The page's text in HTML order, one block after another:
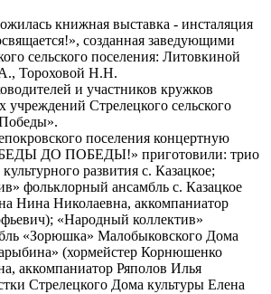
книжная выставка - инсталяция
созданная заведующими
сельского поселения: Литовкиной
Тороховой Н.Н.
и участников кружков
учреждений Стрелецкого сельского
поселения концертную
ДО ПОБЕДЫ!» приготовили: трио
развития с. Казацкое;
фольклорный ансамбль с. Казацкое
Нина Николаевна, аккомпаниатор
«Народный коллектив»
«Зорюшка» Малобыковского Дома
(хормейстер Корнюшенко
аккомпаниатор Ряполов Илья
Стрелецкого Дома культуры Елена